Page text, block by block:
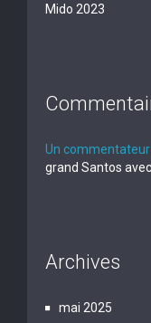
Mido 2023
Un commentateur
grand Santos
Archives
mai 2025